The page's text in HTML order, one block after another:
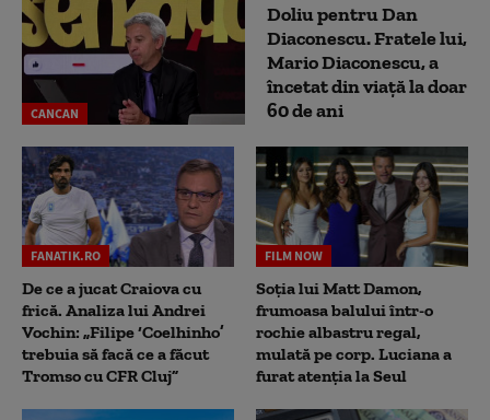
CANCAN
Doliu pentru Dan
Diaconescu. Fratele lui,
Mario Diaconescu, a
încetat din viață la doar
60 de ani
FANATIK.RO
De ce a jucat Craiova cu
frică. Analiza lui Andrei
Vochin: „Filipe ‘Coelhinho’
trebuia să facă ce a făcut
Tromso cu CFR Cluj”
FILM NOW
Soția lui Matt Damon,
frumoasa balului într-o
rochie albastru regal,
mulată pe corp. Luciana a
furat atenția la Seul